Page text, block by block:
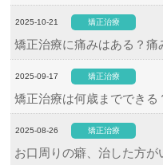
2025-10-21 矯正治療
矯正治療に痛みはある？痛
2025-09-17 矯正治療
矯正治療は何歳までできる
2025-08-26 矯正治療
お口周りの癖、治した方が